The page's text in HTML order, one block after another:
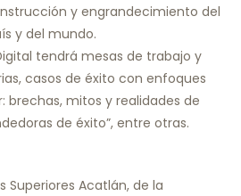
y engrandecimiento del
y del mundo.
tendrá mesas de trabajo y
casos de éxito con enfoques
brechas, mitos y realidades de
de éxito”, entre otras.
Superiores Acatlán, de la